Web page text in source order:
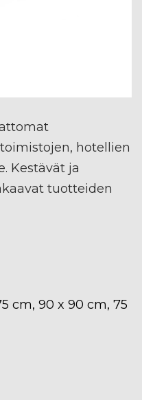
hotellien
Kestävät ja
tuotteiden
cm, 90 x 90 cm, 75